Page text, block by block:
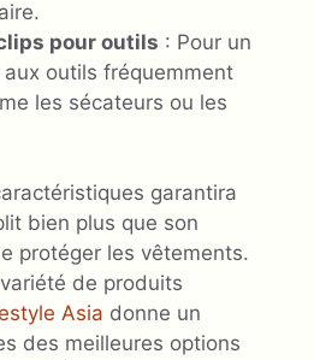
pour outils : Pour un
outils fréquemment
les sécateurs ou les
garantira
bien plus que son
protéger les vêtements.
de produits
Asia donne un
des meilleures options